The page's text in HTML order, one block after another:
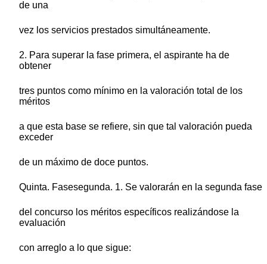
de una
vez los servicios prestados simultáneamente.
2. Para superar la fase primera, el aspirante ha de
obtener
tres puntos como mínimo en la valoración total de los
méritos
a que esta base se refiere, sin que tal valoración pueda
exceder
de un máximo de doce puntos.
Quinta. Fasesegunda. 1. Se valorarán en la segunda fase
del concurso los méritos específicos realizándose la
evaluación
con arreglo a lo que sigue: